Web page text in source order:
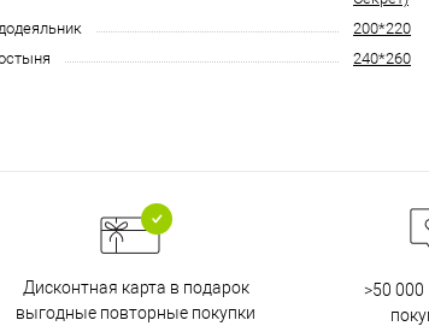
200*220
240*260
Дисконтная карта в подарок
выгодные повторные покупки
>50